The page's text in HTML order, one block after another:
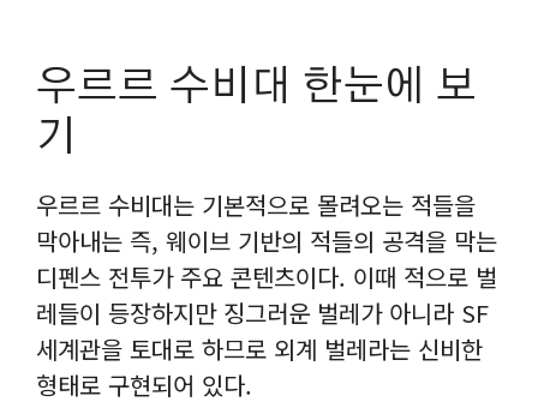
우르르 수비대 한눈에 보
기
우르르 수비대는 기본적으로 몰려오는 적들을
막아내는 즉, 웨이브 기반의 적들의 공격을 막는
디펜스 전투가 주요 콘텐츠이다. 이때 적으로 벌
레들이 등장하지만 징그러운 벌레가 아니라 SF
세계관을 토대로 하므로 외계 벌레라는 신비한
형태로 구현되어 있다.